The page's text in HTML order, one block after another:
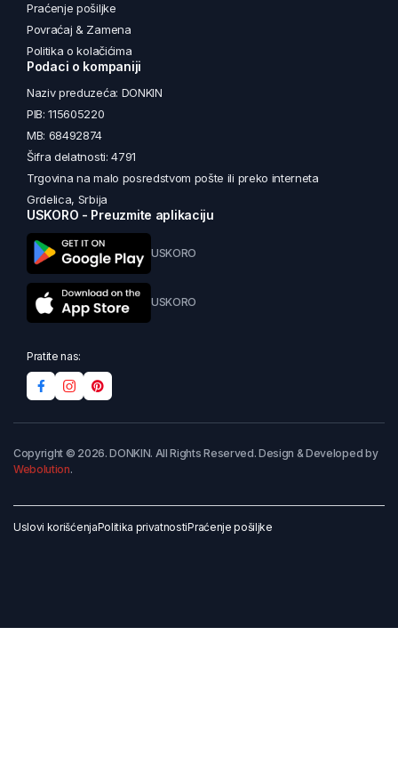
Praćenje pošiljke
Povraćaj & Zamena
Politika o kolačićima
Podaci o kompaniji
Naziv preduzeća: DONKIN
PIB: 115605220
MB: 68492874
Šifra delatnosti: 4791
Trgovina na malo posredstvom pošte ili preko interneta
Grdelica, Srbija
USKORO - Preuzmite aplikaciju
USKORO
USKORO
Pratite nas:
Copyright © 2026. DONKIN. All Rights Reserved. Design & Developed by
Webolution.
Uslovi korišćenjaPolitika privatnostiPraćenje pošiljke